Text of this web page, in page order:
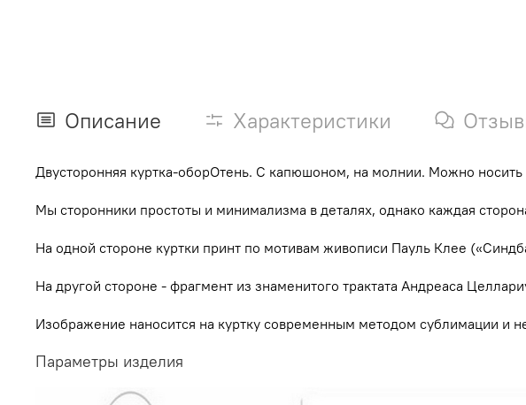
Описание Характеристики
Двусторонняя куртка-оборОтень. С капюшоном, на молнии. Можно
Мы сторонники простоты и минимализма в деталях, однако каждая
На одной стороне куртки принт по мотивам живописи Пауль Клее
На другой стороне - фрагмент из знаменитого трактата Андреаса
Изображение наносится на куртку современным методом сублимации и
Параметры изделия